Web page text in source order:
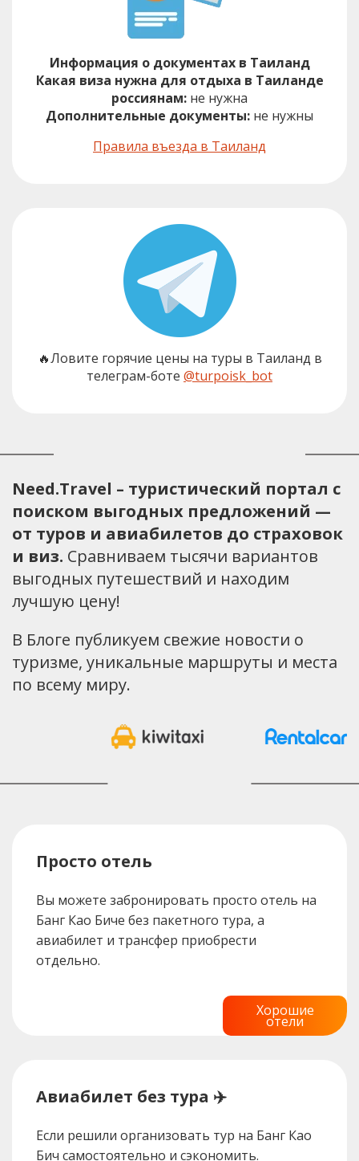
Информация о документах в Таиланд
Какая виза нужна для отдыха в Таиланде
россиянам: не нужна
Дополнительные документы: не нужны
Правила въезда в Таиланд
🔥Ловите горячие цены на туры в Таиланд в
телеграм-боте @turpoisk_bot
Need.Travel – туристический портал с
поиском выгодных предложений —
от туров и авиабилетов до страховок
и виз. Сравниваем тысячи вариантов
выгодных путешествий и находим
лучшую цену!
В Блоге публикуем свежие новости о
туризме, уникальные маршруты и места
по всему миру.
Просто отель
Вы можете забронировать просто отель на
Банг Као Биче без пакетного тура, а
авиабилет и трансфер приобрести
отдельно.
Хорошие
отели
Авиабилет без тура ✈️
Если решили организовать тур на Банг Као
Бич самостоятельно и сэкономить.